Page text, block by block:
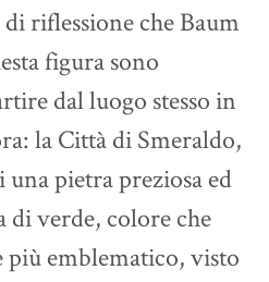
riflessione che Baum
figura sono
dal luogo stesso in
la Città di Smeraldo,
pietra preziosa ed
di verde, colore che
più emblematico, visto